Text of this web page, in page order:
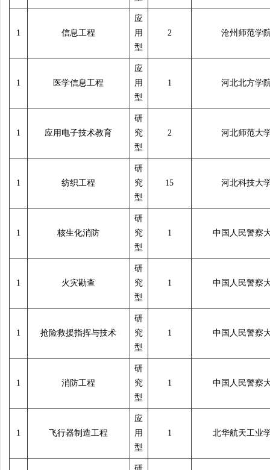
1 信息工程
应
用
型
2 沧州师范学
1 医学信息工程
应
用
型
1 河北北方学
1 应用电子技术教育
研
究
型
2 河北师范大
1 纺织工程
研
究
型
15 河北科技大
1 核生化消防
研
究
型
1 中国人民警察
1 火灾勘查
研
究
型
1 中国人民警察
1 抢险救援指挥与技术
研
究
型
1 中国人民警察
1 消防工程
研
究
型
1 中国人民警察
1 飞行器制造工程
应
用
型
1 北华航天工业